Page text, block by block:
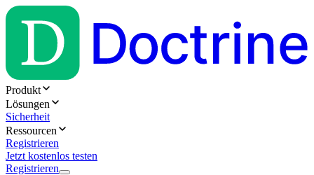
Produkt
Lösungen
Sicherheit
Ressourcen
Registrieren
Jetzt kostenlos testen
Registrieren